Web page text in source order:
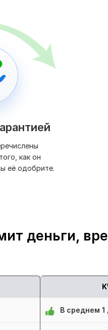
как он
её одобрите.
деньги,
В среднем 1